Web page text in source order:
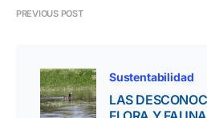
PREVIOUS POST
Sustentabilidad
LAS